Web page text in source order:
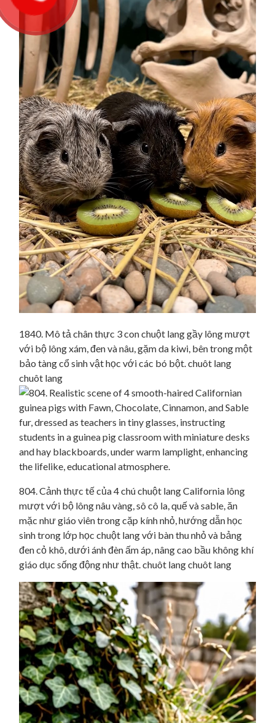
1840. Mô tả chân thực 3 con chuột lang gầy lông mượt
với bộ lông xám, đen và nâu, gặm da kiwi, bên trong một
bảo tàng cổ sinh vật học với các bó bột. chuôt lang
chuôt lang
804. Cảnh thực tế của 4 chú chuột lang California lông
mượt với bộ lông nâu vàng, sô cô la, quế và sable, ăn
mặc như giáo viên trong cặp kính nhỏ, hướng dẫn học
sinh trong lớp học chuột lang với bàn thu nhỏ và bảng
đen cỏ khô, dưới ánh đèn ấm áp, nâng cao bầu không khí
giáo dục sống động như thật. chuôt lang chuôt lang